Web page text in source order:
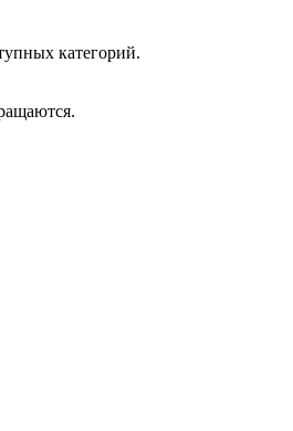
категорий.